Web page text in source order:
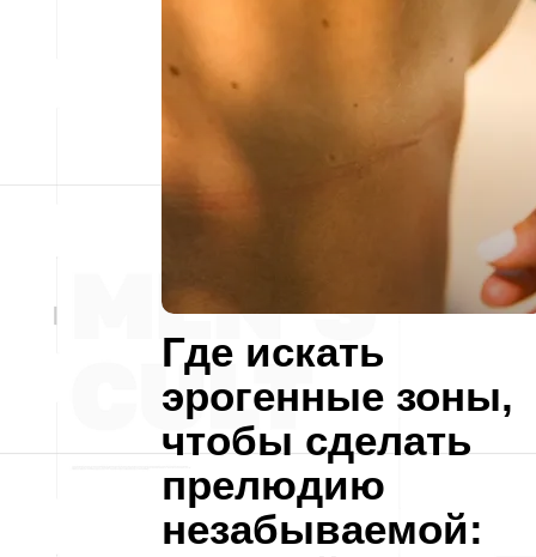
Где искать
эрогенные зоны,
чтобы сделать
прелюдию
незабываемой: